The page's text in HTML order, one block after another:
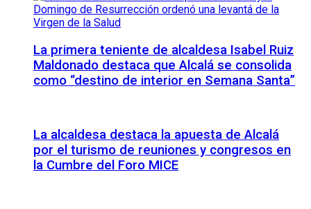
La primera teniente de alcaldesa Isabel Ruiz
Maldonado destaca que Alcalá se consolida
como “destino de interior en Semana Santa”
La alcaldesa destaca la apuesta de Alcalá
por el turismo de reuniones y congresos en
la Cumbre del Foro MICE